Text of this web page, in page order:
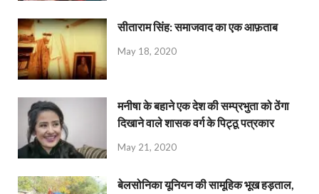
सीताराम सिंह: समाजवाद का एक आफ़ताब
May 18, 2020
मनीषा के बहाने एक देश की सम्प्रभुता को ठेंगा
दिखाने वाले शासक वर्ग के पिट्ठू पत्रकार
May 21, 2020
बेलसोनिका यूनियन की सामूहिक भूख हड़ताल,